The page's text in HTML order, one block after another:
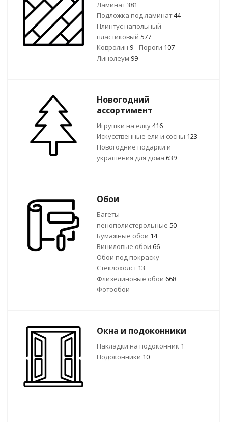
Ламинат381
Подложка под ламинат44
Плинтус напольный
пластиковый 577
Ковролин 9 Пороги 107
Линолеум 99
Новогодний
ассортимент
Игрушки на елку416
Искусственные ели и сосны 123
Новогодние подарки и
украшения для дома 639
Обои
Багеты
пенополистерольные 50
Бумажные обои 14
Виниловые обои 66
Обои под покраску
Стеклохолст13
Флизелиновые обои 668
Фотообои
Окна и подоконники
Накладки на подоконник 1
Подоконники 10